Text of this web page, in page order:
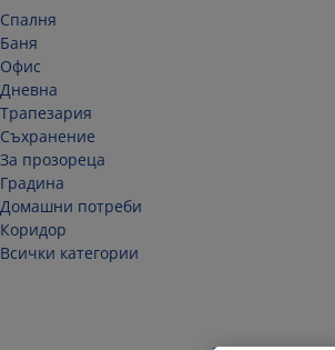
Спалня
Баня
Офис
Дневна
Трапезария
Съхранение
За прозореца
Градина
Домашни потреби
Коридор
Всички категории